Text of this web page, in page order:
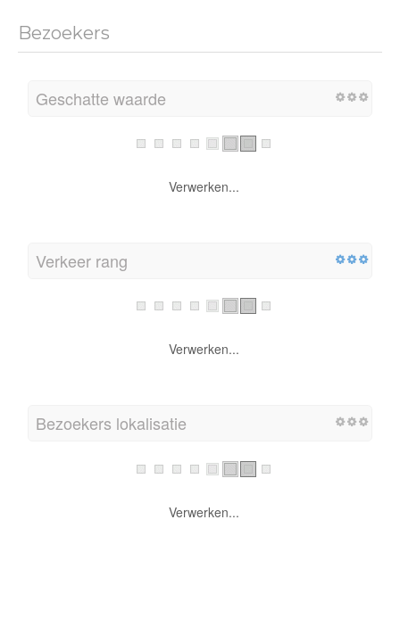
Bezoekers
Geschatte waarde
Verwerken...
Verkeer rang
Verwerken...
Bezoekers lokalisatie
Verwerken...